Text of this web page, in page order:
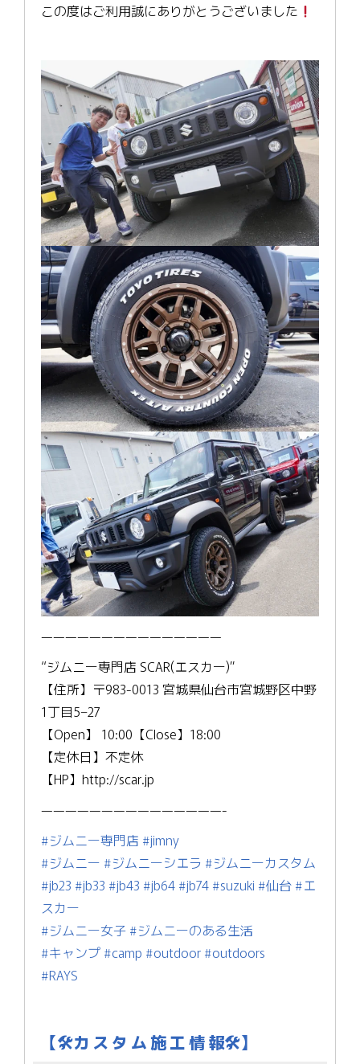
この度はご利用誠にありがとうございました
———————————————
“ジムニー専門店 SCAR(エスカー)”
【住所】〒983-0013 宮城県仙台市宮城野区中野
1丁目5−27
【Open】 10:00【Close】18:00
【定休日】不定休
【HP】http://scar.jp
———————————————-
#ジムニー専門店 #jimny
#ジムニー #ジムニーシエラ #ジムニーカスタム
#jb23 #jb33 #jb43 #jb64 #jb74 #suzuki #仙台 #エ
スカー
#ジムニー女子 #ジムニーのある生活
#キャンプ #camp #outdoor #outdoors
#RAYS
【🛠カ ス タ ム 施 工 情 報🛠】